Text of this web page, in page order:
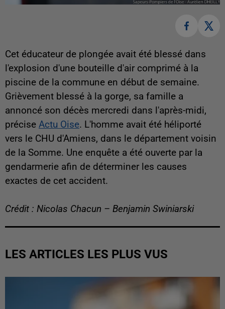
Cet éducateur de plongée avait été blessé dans
l'explosion d'une bouteille d'air comprimé à la
piscine de la commune en début de semaine.
Grièvement blessé à la gorge, sa famille a
annoncé son décès mercredi dans l'après-midi,
précise Actu Oise. L'homme avait été héliporté
vers le CHU d'Amiens, dans le département voisin
de la Somme. Une enquête a été ouverte par la
gendarmerie afin de déterminer les causes
exactes de cet accident.
Crédit : Nicolas Chacun – Benjamin Swiniarski
LES ARTICLES LES PLUS VUS